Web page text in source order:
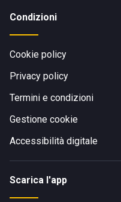
Condizioni
Cookie policy
Privacy policy
Termini e condizioni
Gestione cookie
Accessibilità digitale
Scarica l'app